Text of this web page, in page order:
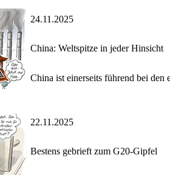
24.11.2025
China: Weltspitze in jeder Hinsicht
China ist einerseits führend bei den
22.11.2025
Bestens gebrieft zum G20-Gipfel